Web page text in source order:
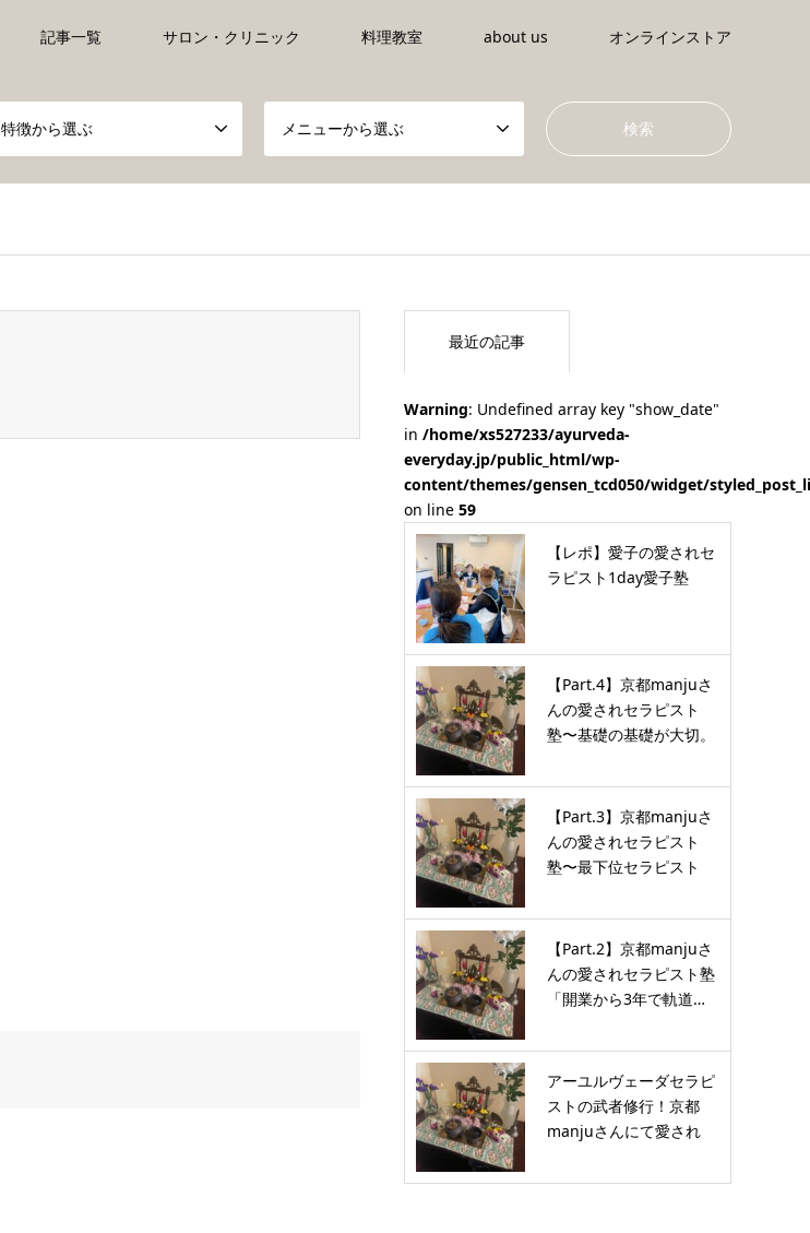
記事一覧 サロン・クリニック 料理教室 about us オンラインストア
特徴から選ぶ メニューから選ぶ
最近の記事
Warning: Undefined array key "show_date"
in /home/xs527233/ayurveda-
everyday.jp/public_html/wp-
content/themes/gensen_tcd050/widget/
on line 59
【レポ】愛子の愛されセ
ラピスト1day愛子塾
【Part.4】京都manjuさ
んの愛されセラピスト
塾〜基礎の基礎が大切。
【Part.3】京都manjuさ
んの愛されセラピスト
塾〜最下位セラピスト
【Part.2】京都manjuさ
んの愛されセラピスト塾
「開業から3年で軌道…
アーユルヴェーダセラピ
ストの武者修行！京都
manjuさんにて愛され